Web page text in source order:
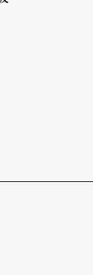
理的共识，
。那天早上
，海祭场
给我们的